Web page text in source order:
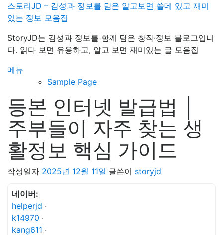
스토리JD – 감성과 정보를 담은 알고보면 쓸데 있고 재미
있는 정보 모음집
StoryJD는 감성과 정보를 함께 담은 창작·정보 블로그입니
다. 읽다 보면 유용하고, 알고 보면 재미있는 글 모음집
메뉴
Sample Page
등본 인터넷 발급법 │
주부들이 자주 찾는 생
활정보 핵심 가이드
작성일자 2025년 12월 11일 글쓴이 storyjd
네이버:
helperjd ·
k14970 ·
kang611 ·